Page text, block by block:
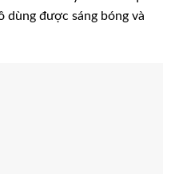
được sáng bóng và